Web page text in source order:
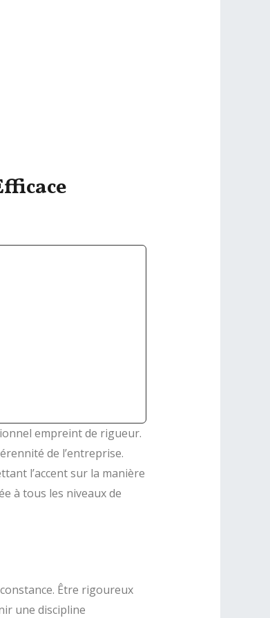
empreint de rigueur.
de l’entreprise.
l’accent sur la manière
à tous les niveaux de
Être rigoureux
une discipline